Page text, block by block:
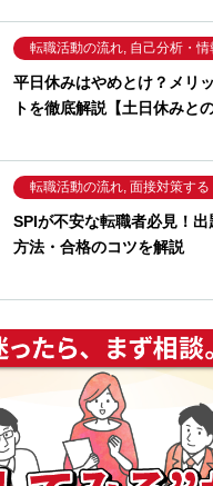
転職活動の流れ, 自己分析・情
平日休みはやめとけ？メリ
トを徹底解説【土日休みとの
転職活動の流れ, 面接対策する
SPIが不安な転職者必見！
方法・合格のコツを解説